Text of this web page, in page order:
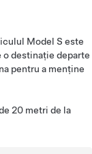
Model S este
destinație departe
pentru a menține
20 metri de la